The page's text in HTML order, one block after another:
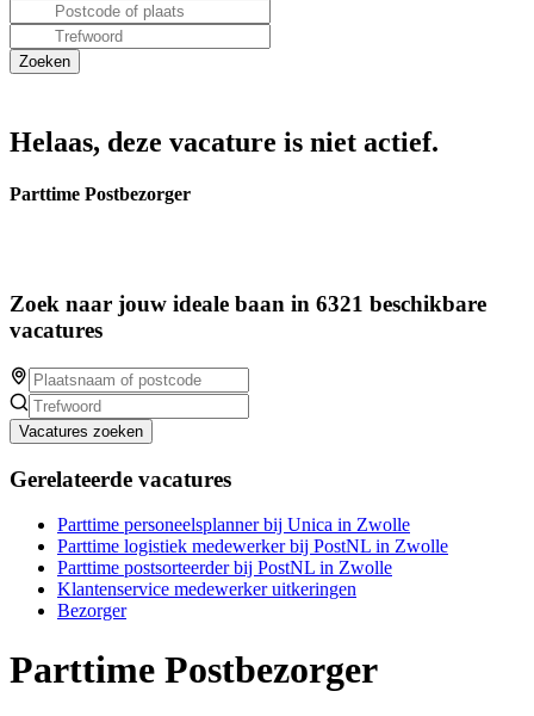
Helaas, deze vacature is niet actief.
Parttime Postbezorger
Zoek naar jouw ideale baan in 6321 beschikbare
vacatures
Vacatures zoeken
Gerelateerde vacatures
Parttime personeelsplanner bij Unica in Zwolle
Parttime logistiek medewerker bij PostNL in Zwolle
Parttime postsorteerder bij PostNL in Zwolle
Klantenservice medewerker uitkeringen
Bezorger
Parttime Postbezorger